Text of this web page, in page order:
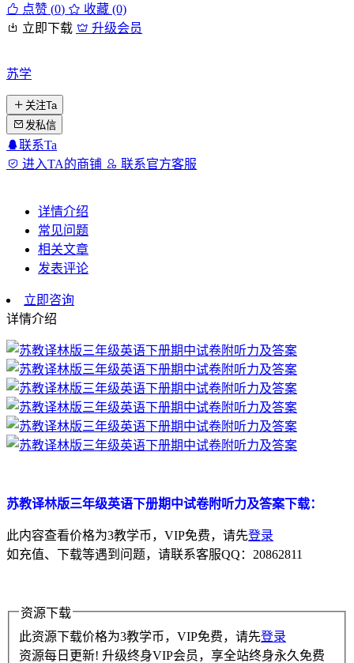
点赞 (0)
收藏 (0)
立即下载
升级会员
苏学
关注Ta
发私信
联系Ta
进入TA的商铺
联系官方客服
详情介绍
常见问题
相关文章
发表评论
立即咨询
详情介绍
苏教译林版三年级英语下册期中试卷附听力及答案下载：
此内容查看价格为3教学币，VIP免费，请先登录
如充值、下载等遇到问题，请联系客服QQ：20862811
资源下载
此资源下载价格为3教学币，VIP免费，请先登录
资源每日更新! 升级终身VIP会员，享全站终身永久免费